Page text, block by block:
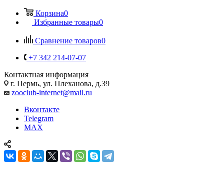
Корзина0
Избранные товары0
Сравнение товаров0
+7 342 214-07-07
Контактная информация
г. Пермь, ул. Плеханова, д.39
zooclub-internet@mail.ru
Вконтакте
Telegram
MAX